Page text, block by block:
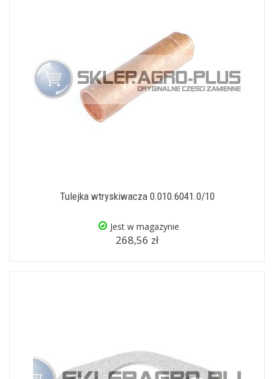
Tulejka wtryskiwacza 0.010.6041.0/10
Jest w magazynie
268,56 zł